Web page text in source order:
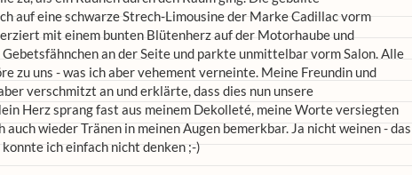
auf eine schwarze Strech-Limousine der Marke Cadillac vorm
mit einem bunten Blütenherz auf der Motorhaube und
an der Seite und parkte unmittelbar vorm Salon. Alle
zu uns - was ich aber vehement verneinte. Meine Freundin und
verschmitzt an und erklärte, dass dies nun unsere
Herz sprang fast aus meinem Dekolleté, meine Worte versiegten
wieder Tränen in meinen Augen bemerkbar. Ja nicht weinen - das
ich einfach nicht denken ;-)